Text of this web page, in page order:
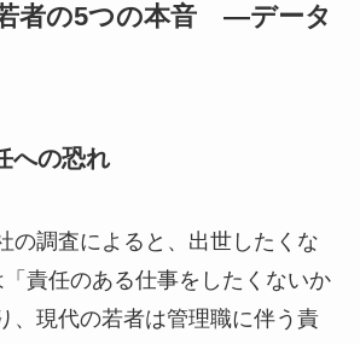
者の5つの本音 ―データ
への恐れ
の調査によると、出世したくな
責任のある仕事をしたくないか
、現代の若者は管理職に伴う責